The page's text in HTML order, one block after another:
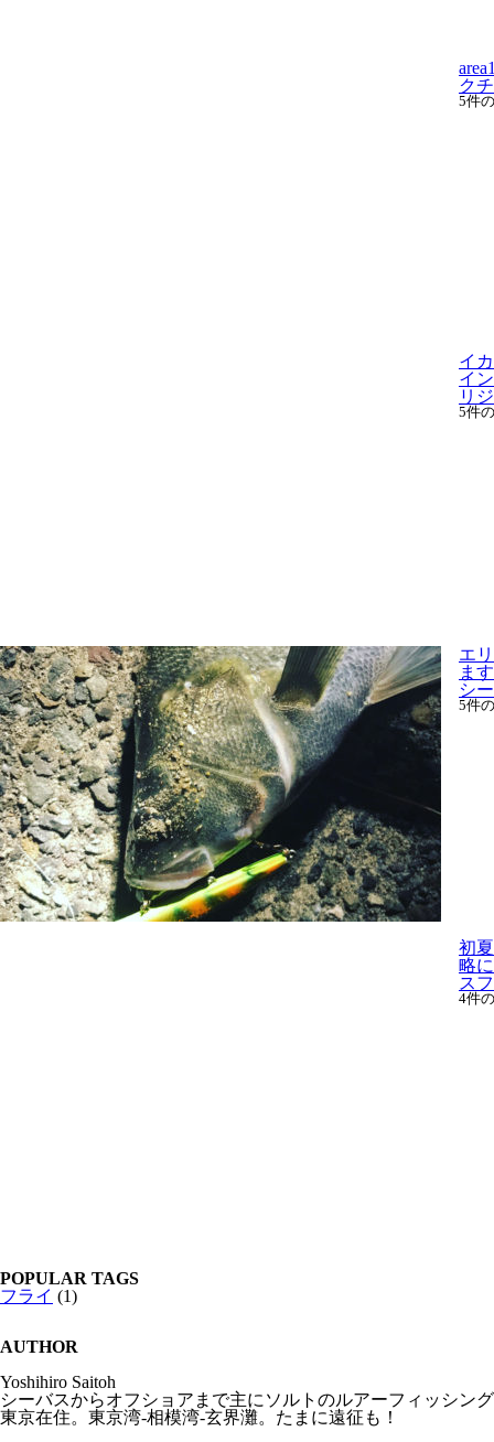
ク
5件
イ
イ
リ
5件
エ
ま
シ
5件
初
略
ス
4件
POPULAR TAGS
フライ (1)
AUTHOR
Yoshihiro Saitoh
シーバスからオフショアまで主にソルトのルアーフィッシン
東京在住。東京湾-相模湾-玄界灘。たまに遠征も！